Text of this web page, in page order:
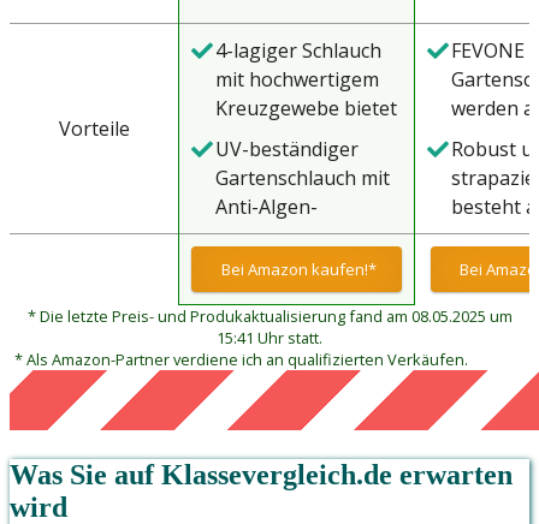
Vorteile
4-lagiger Schlauch
mit hochwertigem
Kreuzgewebe bietet
maximale Flexibilität
und Robustheit.
Elastisch und
anpassungsfähig –
die perfekte Wahl
für jeden
Gartenliebhaber
UV-beständiger
Gartenschlauch mit
Anti-Algen-
Innenschicht.
Einsatzbereit von
-10 bis +50°C,
reißfest bis 20 bar.
Jahrelange Nutzung
für deinen Garten.
FEVONE
werden
Material
Polymer
ist
und
eignen
Robust
besteht
der
Abrieb
die sich
leicht
Bei Amazon kaufen!* Bei
* Die letzte Preis- und Produkaktualisierung fand am 08.05.2025 um
15:41 Uhr statt.
* Als Amazon-Partner verdiene ich an qualifizierten Verkäufen.
Was Sie aufKlassevergleich.de erwarten
wird